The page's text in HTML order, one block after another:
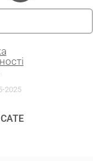
2025